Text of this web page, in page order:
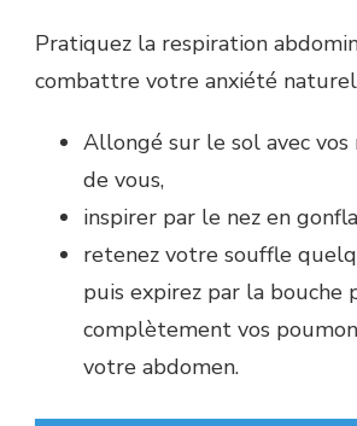
Pratiquez la respiration
combattre votre anxiété
Allongé sur le sol avec vos
de vous,
inspirer par le nez en
retenez votre souffle
puis expirez par la bouche
complètement vos
votre abdomen.